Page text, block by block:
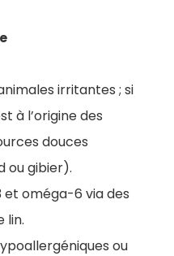
irritantes ; si
à l’origine des
douces
ou gibier).
oméga-6 via des
lin.
ou